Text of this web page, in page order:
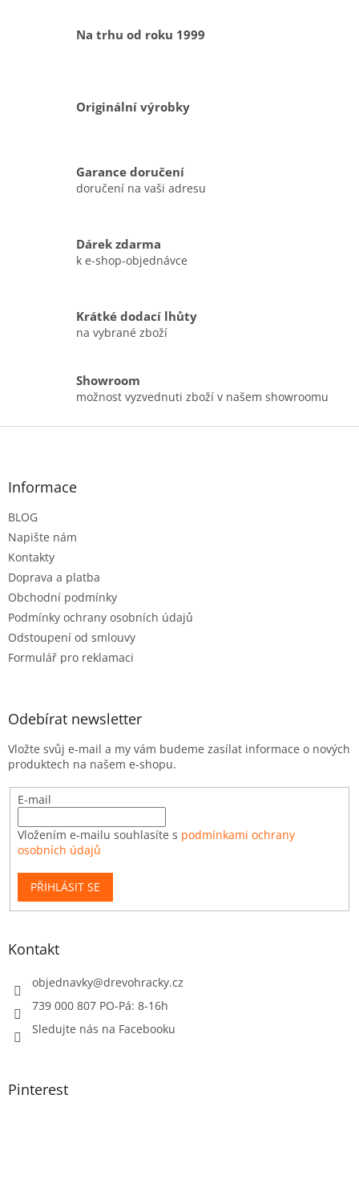
p
y
v
s
u
Na trhu od roku 1999
Originální výrobky
Garance doručení
doručení na vaši adresu
Dárek zdarma
k e-shop-objednávce
Krátké dodací lhůty
na vybrané zboží
Showroom
možnost vyzvednuti zboží v našem showroomu
Z
Informace
BLOG
Napište nám
Kontakty
Doprava a platba
Obchodní podmínky
Podmínky ochrany osobních údajů
Odstoupení od smlouvy
Formulář pro reklamaci
Odebírat newsletter
Vložte svůj e-mail a my vám budeme zasílat informace o nových
produktech na našem e-shopu.
E-mail
Vložením e-mailu souhlasíte s podmínkami ochrany
osobních údajů
PŘIHLÁSIT SE
Kontakt
objednavky@drevohracky.cz
739 000 807 PO-Pá: 8-16h
Sledujte nás na Facebooku
Pinterest